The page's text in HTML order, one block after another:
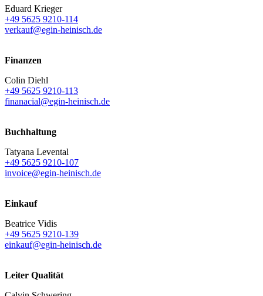
Eduard Krieger
+49 5625 9210-114
verkauf@egin-heinisch.de
Finanzen
Colin Diehl
+49 5625 9210-113
finanacial@egin-heinisch.de
Buchhaltung
Tatyana Levental
+49 5625 9210-107
invoice@egin-heinisch.de
Einkauf
Beatrice Vidis
+49 5625 9210-139
einkauf@egin-heinisch.de
Leiter Qualität